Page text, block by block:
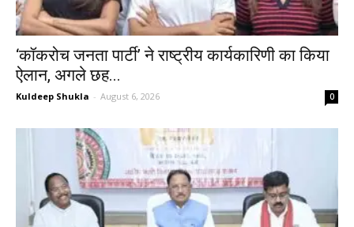
‘कॉकरोच जनता पार्टी’ ने राष्ट्रीय कार्यकारिणी का किया
ऐलान, अगले छह...
Kuldeep Shukla - August 6, 2026 0